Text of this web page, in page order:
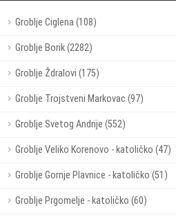
Groblje Ciglena (108)
Groblje Borik (2282)
Groblje Ždralovi (175)
Groblje Trojstveni Markovac (97)
Groblje Svetog Andrije (552)
Groblje Veliko Korenovo - katoličko (47)
Groblje Gornje Plavnice - katoličko (51)
Groblje Prgomelje - katoličko (60)